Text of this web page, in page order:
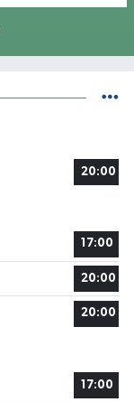
20:00
17:00
20:00
20:00
17:00